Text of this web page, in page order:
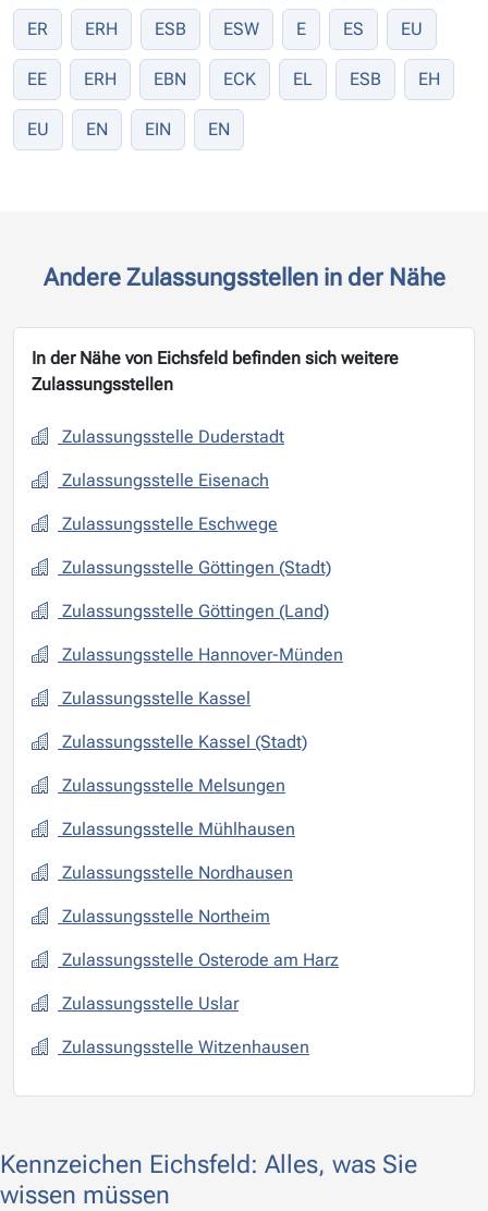
ER ERH ESB ESW E ES EU
EE ERH EBN ECK EL ESB EH
EU EN EIN EN
Andere Zulassungsstellen in der Nähe
In der Nähe von Eichsfeld befinden sich weitere
Zulassungsstellen
Zulassungsstelle Duderstadt
Zulassungsstelle Eisenach
Zulassungsstelle Eschwege
Zulassungsstelle Göttingen (Stadt)
Zulassungsstelle Göttingen (Land)
Zulassungsstelle Hannover-Münden
Zulassungsstelle Kassel
Zulassungsstelle Kassel (Stadt)
Zulassungsstelle Melsungen
Zulassungsstelle Mühlhausen
Zulassungsstelle Nordhausen
Zulassungsstelle Northeim
Zulassungsstelle Osterode am Harz
Zulassungsstelle Uslar
Zulassungsstelle Witzenhausen
Kennzeichen Eichsfeld: Alles, was Sie
wissen müssen